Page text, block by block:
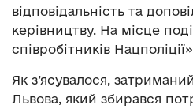
відповідальність та
керівництву. На місце
співробітників
Як з’ясувалося,
Львова, який збирався